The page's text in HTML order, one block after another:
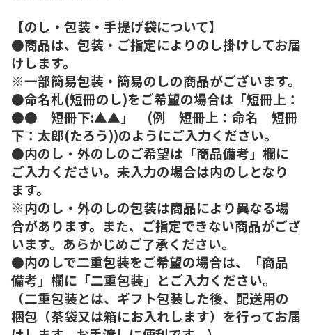
【のし・包装・手提げ袋について】
●商品は、包装・ご指定によりのし掛けしてお届
けします。
※一部簡易包装・簡易のしの商品がございます。
●命名札(短冊のし)をご希望の場合は「短冊上：
●● 短冊下:▲▲」 (例 短冊上：命名 短冊
下：太郎(たろう))のようにご入力ください。
●内のし・外のしのご希望は「商品備考」欄に
ご入力ください。未入力の場合は内のしとなり
ます。
※内のし・外のしの包装は商品により異なる場
合があります。また、ご指定できない商品がござ
います。あらかじめご了承ください。
●内のしで二重包装をご希望の場合は、「商品
備考」欄に「二重包装」とご入力ください。
（二重包装とは、ギフト包装した後、配送用の
梱包（茶袋又は箱にお入れします）を行ってお届